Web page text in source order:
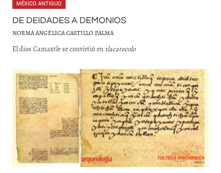
MÉXICO ANTIGUO
DE DEIDADES A DEMONIOS
NORMA ANGÉLICA CASTILLO PALMA
El dios Camaxtle se convirtió en tlacatecolo